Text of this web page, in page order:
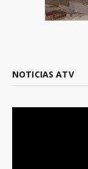
NOTICIAS ATV